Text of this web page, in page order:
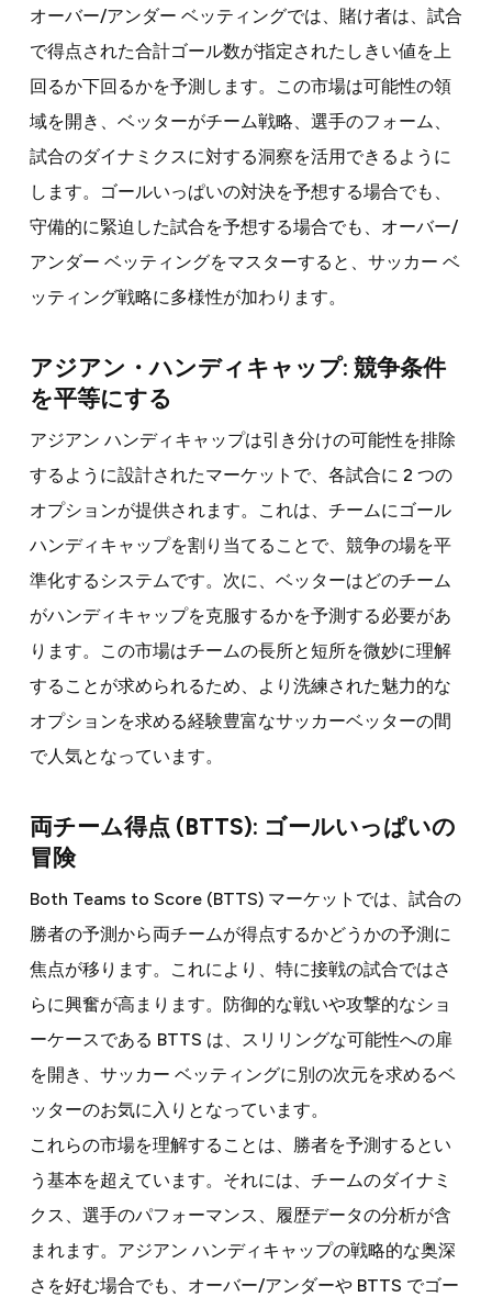
オーバー/アンダー ベッティングでは、賭け者は、試合
で得点された合計ゴール数が指定されたしきい値を上
回るか下回るかを予測します。この市場は可能性の領
域を開き、ベッターがチーム戦略、選手のフォーム、
試合のダイナミクスに対する洞察を活用できるように
します。ゴールいっぱいの対決を予想する場合でも、
守備的に緊迫した試合を予想する場合でも、オーバー/
アンダー ベッティングをマスターすると、サッカー ベ
ッティング戦略に多様性が加わります。
アジアン・ハンディキャップ: 競争条件
を平等にする
アジアン ハンディキャップは引き分けの可能性を排除
するように設計されたマーケットで、各試合に 2 つの
オプションが提供されます。これは、チームにゴール
ハンディキャップを割り当てることで、競争の場を平
準化するシステムです。次に、ベッターはどのチーム
がハンディキャップを克服するかを予測する必要があ
ります。この市場はチームの長所と短所を微妙に理解
することが求められるため、より洗練された魅力的な
オプションを求める経験豊富なサッカーベッターの間
で人気となっています。
両チーム得点 (BTTS): ゴールいっぱいの
冒険
Both Teams to Score (BTTS) マーケットでは、試合の
勝者の予測から両チームが得点するかどうかの予測に
焦点が移ります。これにより、特に接戦の試合ではさ
らに興奮が高まります。防御的な戦いや攻撃的なショ
ーケースである BTTS は、スリリングな可能性への扉
を開き、サッカー ベッティングに別の次元を求めるベ
ッターのお気に入りとなっています。
これらの市場を理解することは、勝者を予測するとい
う基本を超えています。それには、チームのダイナミ
クス、選手のパフォーマンス、履歴データの分析が含
まれます。アジアン ハンディキャップの戦略的な奥深
さを好む場合でも、オーバー/アンダーや BTTS でゴー